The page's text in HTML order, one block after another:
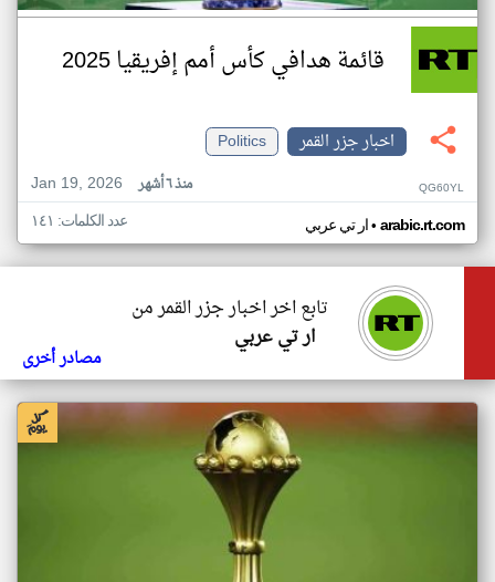
قائمة هدافي كأس أمم إفريقيا 2025
اخبار جزر القمر
Politics
Jan 19, 2026
منذ ٦ أشهر QG60YL
ار تي عربي• arabic.rt.com عدد الكلمات: ١٤١
تابع اخر اخبار جزر القمر من
ار تي عربي
مصادر أخرى